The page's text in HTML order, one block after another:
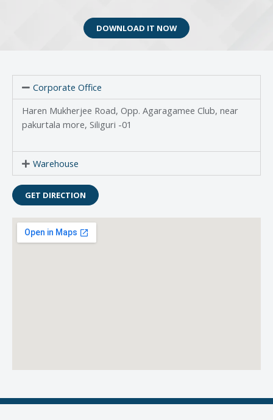
DOWNLOAD IT NOW
Corporate Office
Haren Mukherjee Road, Opp. Agaragamee Club, near
pakurtala more, Siliguri -01
Warehouse
GET DIRECTION